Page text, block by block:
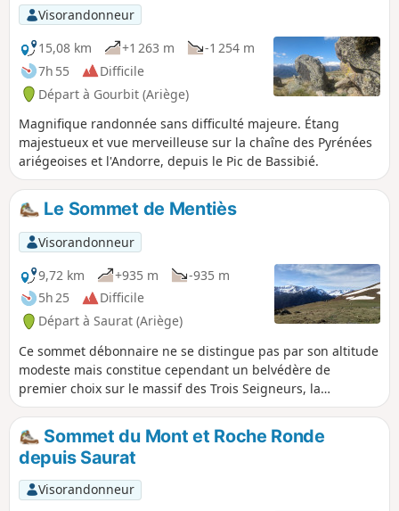
Visorandonneur
15,08 km
+1 263 m
-1 254 m
7h 55
Difficile
Départ à Gourbit (Ariège)
Magnifique randonnée sans difficulté majeure. Étang
majestueux et vue merveilleuse sur la chaîne des Pyrénées
ariégeoises et l'Andorre, depuis le Pic de Bassibié.
Le Sommet de Mentiès
Visorandonneur
9,72 km
+935 m
-935 m
5h 25
Difficile
Départ à Saurat (Ariège)
Ce sommet débonnaire ne se distingue pas par son altitude
modeste mais constitue cependant un belvédère de
premier choix sur le massif des Trois Seigneurs, la
Montagne de Tabe et bien au delà. Après une première
partie dans une belle hêtraie, la longue montée sur la large
crête herbeuse permet de profiter pleinement des
paysages. Mais il faudra de la patience et de la
persévérance car la pente est raide du départ jusqu'à
l'arrivée avec très peu de répit, si ce n'est au Col de Carlong.
Sommet du Mont et Roche Ronde
depuis Saurat
Visorandonneur